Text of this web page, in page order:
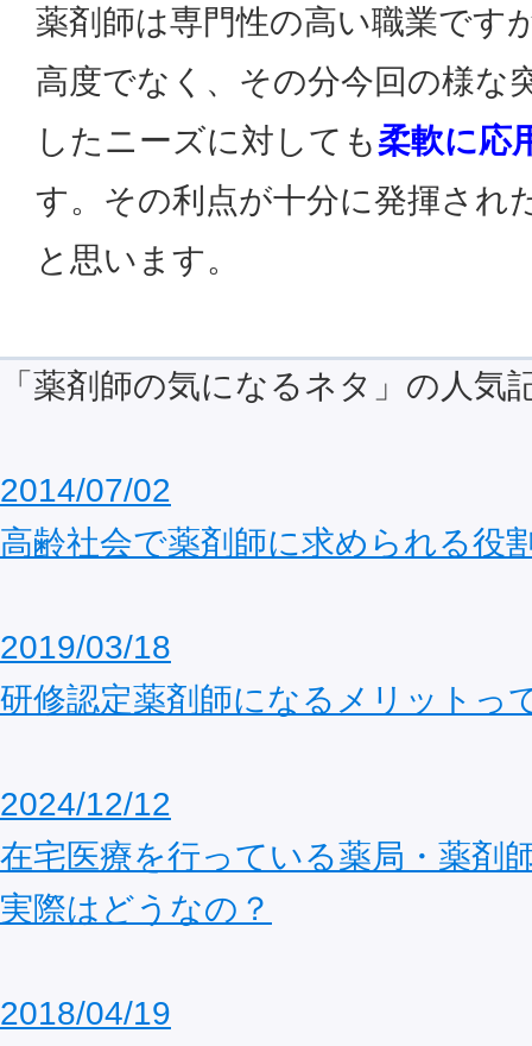
薬剤師は専門性の高い職業です
高度でなく、その分今回の様な
したニーズに対しても柔軟に応
す。その利点が十分に発揮され
と思います。
「薬剤師の気になるネタ」の人気
2014/07/02
高齢社会で薬剤師に求められる役
2019/03/18
研修認定薬剤師になるメリットっ
2024/12/12
在宅医療を行っている薬局・薬剤
実際はどうなの？
2018/04/19